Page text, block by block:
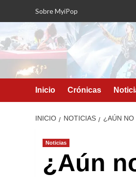
Sobre MyiPop
Inicio Crónicas
INICIO NOTICIAS ¿AÚN NO
Noticias
¿Aún